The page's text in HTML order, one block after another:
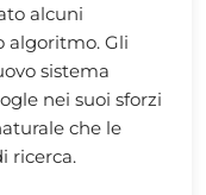
alcuni
algoritmo. Gli
sistema
nei suoi sforzi
che le
ricerca.